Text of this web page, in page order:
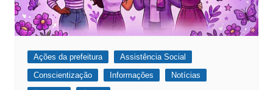
Ações da prefeitura
Assistência Social
Conscientização
Informações
Notícias